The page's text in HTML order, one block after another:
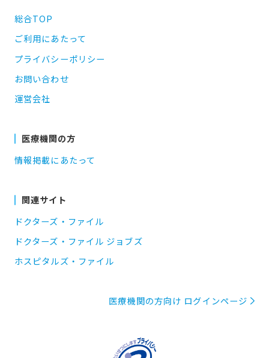
総合TOP
ご利用にあたって
プライバシーポリシー
お問い合わせ
運営会社
医療機関の方
情報掲載にあたって
関連サイト
ドクターズ・ファイル
ドクターズ・ファイル ジョブズ
ホスピタルズ・ファイル
医療機関の方向け ログインページ